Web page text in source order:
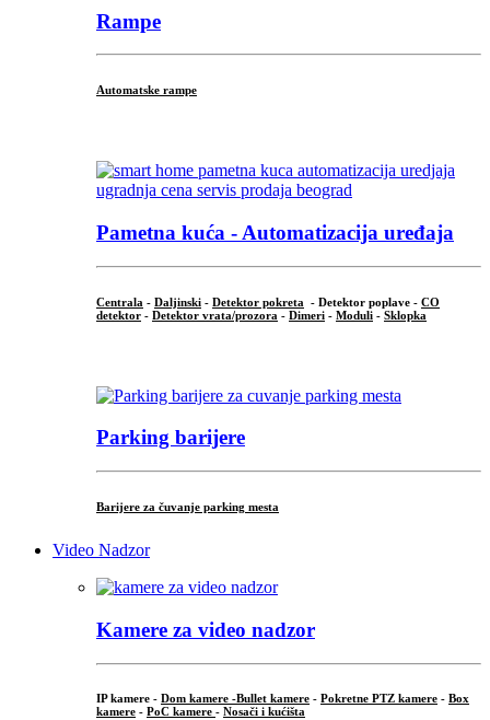
Rampe
Automatske rampe
Pametna kuća - Automatizacija uređaja
Centrala - Daljinski - Detektor pokreta - Detektor poplave - CO
detektor - Detektor vrata/prozora - Dimeri - Moduli - Sklopka
Parking barijere
Barijere za čuvanje parking mesta
Video Nadzor
Kamere za video nadzor
IP kamere - Dom kamere -Bullet kamere - Pokretne PTZ kamere - Box
kamere - PoC kamere - Nosači i kućišta